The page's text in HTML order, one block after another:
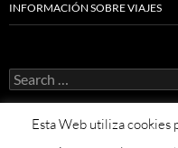
INFORMACIÓN SOBRE VIAJES
Search
for:
Esta Web utiliza cookies